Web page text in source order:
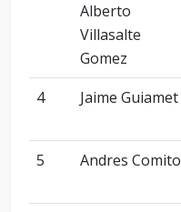
Alberto
Villasalte
Gomez
4 Jaime Guiamet
5 Andres Comito